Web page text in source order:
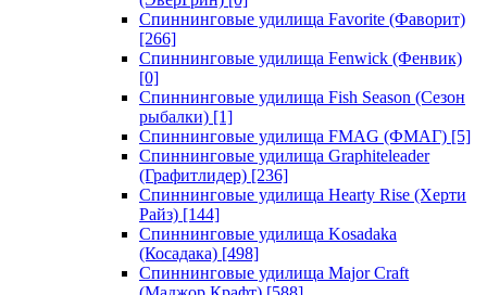
Спиннинговые удилища Favorite (Фаворит)
[266]
Спиннинговые удилища Fenwick (Фенвик)
[0]
Спиннинговые удилища Fish Season (Сезон
рыбалки) [1]
Спиннинговые удилища FMAG (ФМАГ) [5]
Спиннинговые удилища Graphiteleader
(Графитлидер) [236]
Спиннинговые удилища Hearty Rise (Херти
Райз) [144]
Спиннинговые удилища Kosadaka
(Косадака) [498]
Спиннинговые удилища Major Craft